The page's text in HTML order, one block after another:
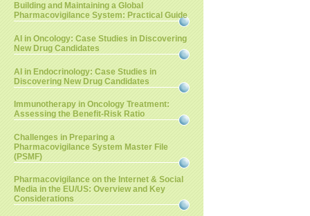
Building and Maintaining a Global
Pharmacovigilance System: Practical Guide
AI in Oncology: Case Studies in Discovering
New Drug Candidates
AI in Endocrinology: Case Studies in
Discovering New Drug Candidates
Immunotherapy in Oncology Treatment:
Assessing the Benefit-Risk Ratio
Challenges in Preparing a
Pharmacovigilance System Master File
(PSMF)
Pharmacovigilance on the Internet & Social
Media in the EU/US: Overview and Key
Considerations